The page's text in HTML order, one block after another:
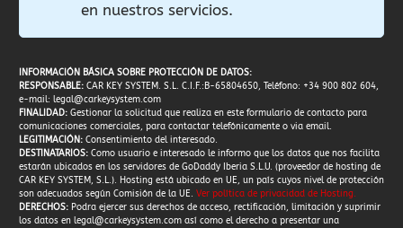
en nuestros servicios.
INFORMACIÓN BÁSICA SOBRE PROTECCIÓN DE DATOS:
RESPONSABLE: CAR KEY SYSTEM. S.L. C.I.F.:B-65804650, Teléfono: +34 900 802 604,
e-mail: legal@carkeysystem.com
FINALIDAD: Gestionar la solicitud que realiza en este formulario de contacto para
comunicaciones comerciales, para contactar telefónicamente o via email.
LEGITIMACIÓN: Consentimiento del interesado.
DESTINATARIOS: Como usuario e interesado le informo que los datos que nos facilita
estarán ubicados en los servidores de GoDaddy Iberia S.L.U. (proveedor de hosting de
CAR KEY SYSTEM, S.L.). Hosting está ubicado en UE, un país cuyos nivel de protección
son adecuados según Comisión de la UE. Ver política de privacidad de Hosting.
DERECHOS: Podra ejercer sus derechos de acceso, rectificación, limitación y suprimir
los datos en legal@carkeysystem.com así como el derecho a presentar una